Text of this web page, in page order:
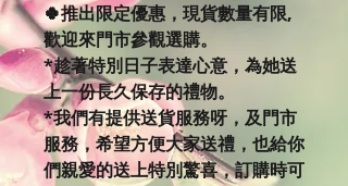
🍀推出限定優惠，現貨數量有限,
歡迎來門市參觀選購。
*趁著特別日子表達心意，為她送
上一份長久保存的禮物。
*我們有提供送貨服務呀，及門市
服務，希望方便大家送禮，也給你
們親愛的送上特別驚喜，訂購時可